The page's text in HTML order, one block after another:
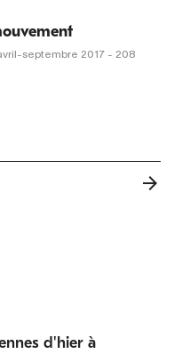
septembre 2017 - 208
d'hier à